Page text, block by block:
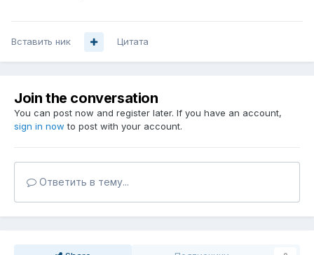
Вставить ник Цитата
Join the conversation
You can post now and register later. If you have an account,
sign in now to post with your account.
Ответить в тему...